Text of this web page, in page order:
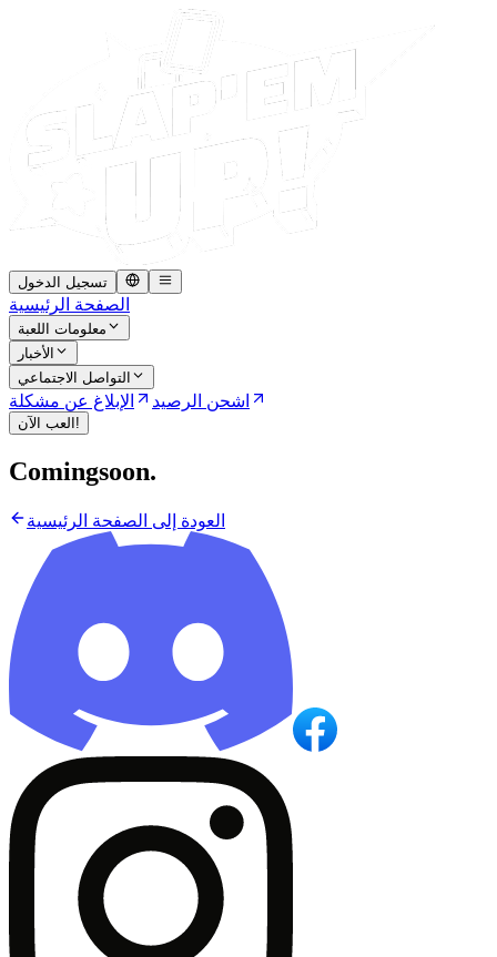
تسجيل الدخول
الصفحة الرئيسية
معلومات اللعبة
الأخبار
التواصل الاجتماعي
اشحن الرصيد الإبلاغ عن مشكلة
العب الآن!
Comingsoon.
العودة إلى الصفحة الرئيسية